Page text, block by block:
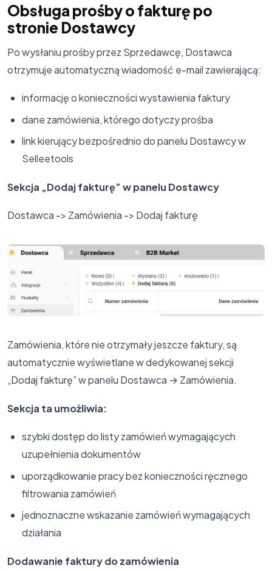
Obsługa prośby o fakturę po
stronie Dostawcy
Po wysłaniu prośby przez Sprzedawcę, Dostawca
otrzymuje automatyczną wiadomość e-mail zawierającą:
informację o konieczności wystawienia faktury
dane zamówienia, którego dotyczy prośba
link kierujący bezpośrednio do panelu Dostawcy w
Selleetools
Sekcja „Dodaj fakturę” w panelu Dostawcy
Dostawca -> Zamówienia -> Dodaj fakturę
Zamówienia, które nie otrzymały jeszcze faktury, są
automatycznie wyświetlane w dedykowanej sekcji
„Dodaj fakturę” w panelu Dostawca → Zamówienia.
Sekcja ta umożliwia:
szybki dostęp do listy zamówień wymagających
uzupełnienia dokumentów
uporządkowanie pracy bez konieczności ręcznego
filtrowania zamówień
jednoznaczne wskazanie zamówień wymagających
działania
Dodawanie faktury do zamówienia